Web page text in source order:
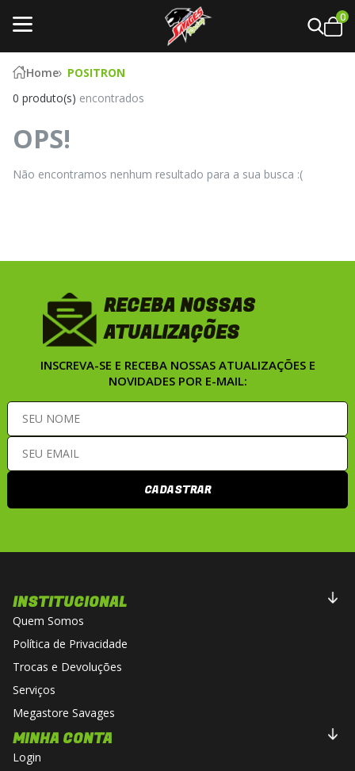
0
Home
POSITRON
0 produto(s) encontrados
OPS!
Não encontramos nenhum resultado para a sua busca :(
RECEBA NOSSAS
ATUALIZAÇÕES
INSCREVA-SE E RECEBA NOSSAS ATUALIZAÇÕES E
NOVIDADES POR E-MAIL:
CADASTRAR
INSTITUCIONAL
Quem Somos
Política de Privacidade
Trocas e Devoluções
Serviços
Megastore Savages
MINHA CONTA
Login